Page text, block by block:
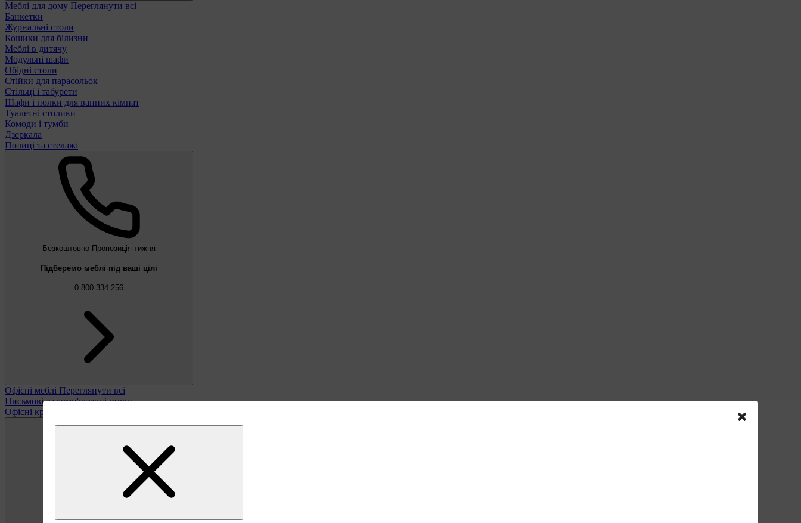
Меблі для дому Переглянути всі
Банкетки
Журнальні столи
Кошики для білизни
Меблі в дитячу
Модульні шафи
Обідні столи
Стійки для парасольок
Стільці і табурети
Шафи і полки для ванних кімнат
Туалетні столики
Комоди і тумби
Дзеркала
Полиці та стелажі
Безкоштовно Пропозиція тижня
Підберемо меблі під ваші цілі
0 800 334 256
Офісні меблі Переглянути всі
Письмові та комп'ютерні столи
Офісні крісла та стільці